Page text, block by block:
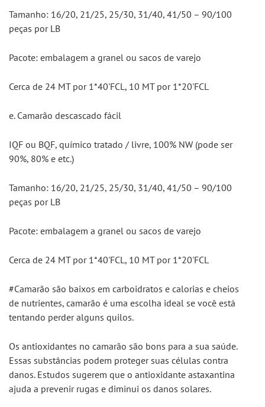
Tamanho: 16/20, 21/25, 25/30, 31/40, 41/50 – 90/100
peças por LB
Pacote: embalagem a granel ou sacos de varejo
Cerca de 24 MT por 1*40'FCL, 10 MT por 1*20'FCL
e. Camarão descascado fácil
IQF ou BQF, químico tratado / livre, 100% NW (pode ser
90%, 80% e etc.)
Tamanho: 16/20, 21/25, 25/30, 31/40, 41/50 – 90/100
peças por LB
Pacote: embalagem a granel ou sacos de varejo
Cerca de 24 MT por 1*40'FCL, 10 MT por 1*20'FCL
#Camarão são baixos em carboidratos e calorias e cheios
de nutrientes, camarão é uma escolha ideal se você está
tentando perder alguns quilos.
Os antioxidantes no camarão são bons para a sua saúde.
Essas substâncias podem proteger suas células contra
danos. Estudos sugerem que o antioxidante astaxantina
ajuda a prevenir rugas e diminui os danos solares.